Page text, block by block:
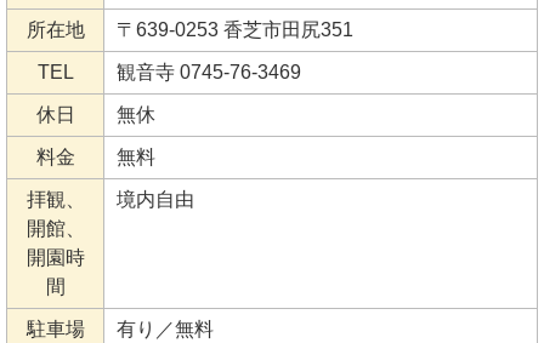
所在地 〒639-0253 香芝市田尻351
TEL 観音寺 0745-76-3469
休日 無休
料金 無料
拝観、
開館、
開園時
間
境内自由
駐車場 有り／無料